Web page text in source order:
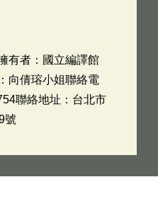
有者：國立編譯館
向倩瑢小姐聯絡電
聯絡地址：台北市
號